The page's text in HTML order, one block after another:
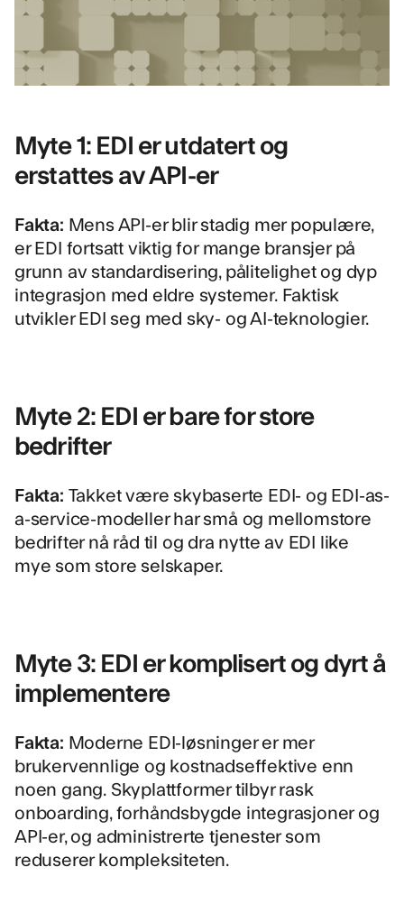
Myte 1: EDI er utdatert og
erstattes av API-er
Fakta: Mens API-er blir stadig mer populære,
er EDI fortsatt viktig for mange bransjer på
grunn av standardisering, pålitelighet og dyp
integrasjon med eldre systemer. Faktisk
utvikler EDI seg med sky- og AI-teknologier.
Myte 2: EDI er bare for store
bedrifter
Fakta: Takket være skybaserte EDI- og EDI-as-
a-service-modeller har små og mellomstore
bedrifter nå råd til og dra nytte av EDI like
mye som store selskaper.
Myte 3: EDI er komplisert og dyrt å
implementere
Fakta: Moderne EDI-løsninger er mer
brukervennlige og kostnadseffektive enn
noen gang. Skyplattformer tilbyr rask
onboarding, forhåndsbygde integrasjoner og
API-er, og administrerte tjenester som
reduserer kompleksiteten.